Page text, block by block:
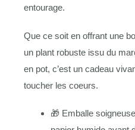
entourage.
Que ce soit en offrant une
un plant robuste issu du
en pot, c’est un cadeau
toucher les coeurs.
🎁 Emballe